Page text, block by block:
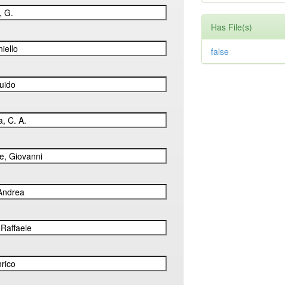
Has File(s)
false